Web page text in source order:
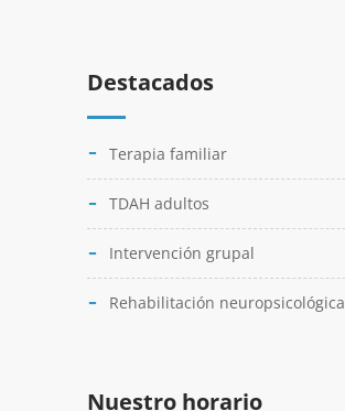
Destacados
Terapia familiar
TDAH adultos
Intervención grupal
Rehabilitación neuropsicológica
Nuestro horario